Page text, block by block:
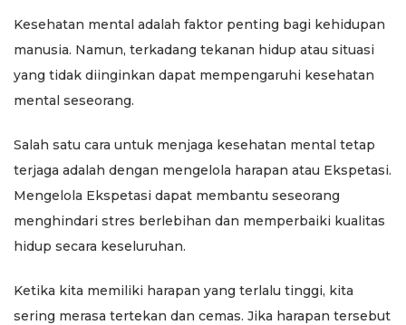
Kesehatan mental adalah faktor penting bagi kehidupan
manusia. Namun, terkadang tekanan hidup atau situasi
yang tidak diinginkan dapat mempengaruhi kesehatan
mental seseorang.
Salah satu cara untuk menjaga kesehatan mental tetap
terjaga adalah dengan mengelola harapan atau Ekspetasi.
Mengelola Ekspetasi dapat membantu seseorang
menghindari stres berlebihan dan memperbaiki kualitas
hidup secara keseluruhan.
Ketika kita memiliki harapan yang terlalu tinggi, kita
sering merasa tertekan dan cemas. Jika harapan tersebut